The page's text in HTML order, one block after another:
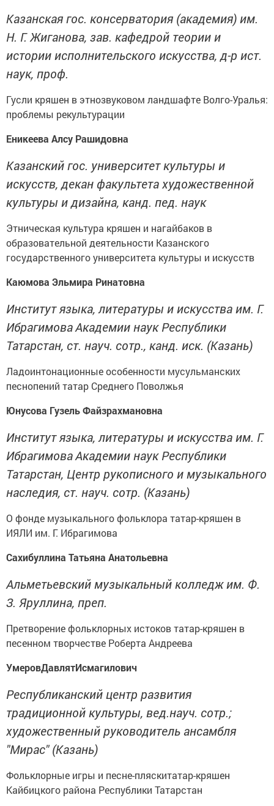
Казанская гос. консерватория (академия) им.
Н. Г. Жиганова, зав. кафедрой теории и
истории исполнительского искусства, д-р ист.
наук, проф.
Гусли кряшен в этнозвуковом ландшафте Волго-Уралья:
проблемы рекультурации
Еникеева Алсу Рашидовна
Казанский гос. университет культуры и
искусств, декан факультета художественной
культуры и дизайна, канд. пед. наук
Этническая культура кряшен и нагайбаков в
образовательной деятельности Казанского
государственного университета культуры и искусств
Каюмова Эльмира Ринатовна
Институт языка, литературы и искусства им. Г.
ИбрагимоваАкадемии наук Республики
Татарстан, ст. науч. сотр., канд. иск. (Казань)
Ладоинтонационные особенности мусульманских
песнопений татар Среднего Поволжья
Юнусова Гузель Файзрахмановна
Институт языка, литературы и искусства им. Г.
ИбрагимоваАкадемии наук Республики
Татарстан, Центр рукописного и музыкального
наследия, ст. науч. сотр. (Казань)
О фонде музыкального фольклора татар-кряшен в
ИЯЛИ им. Г. Ибрагимова
Сахибуллина Татьяна Анатольевна
Альметьевский музыкальный колледж им. Ф.
З. Яруллина, преп.
Претворение фольклорных истоков татар-кряшен в
песенном творчестве Роберта Андреева
УмеровДавлятИсмагилович
Республиканский центр развития
традиционной культуры, вед.науч. сотр.;
художественный руководитель ансамбля
"Мирас" (Казань)
Фольклорные игры и песне-пляскитатар-кряшен
Кайбицкого района Республики Татарстан